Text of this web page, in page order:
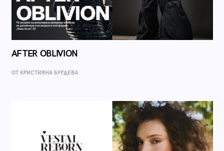
AFTER OBLIVION
ОТ КРИСТИЯНА БУРДЕВА